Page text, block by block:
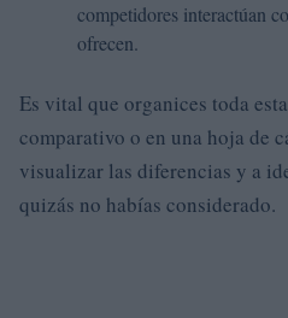
competidores interactúan
ofrecen.
Es vital que organices toda
comparativo o en una hoja de
visualizar las diferencias y a
quizás no habías considerado.